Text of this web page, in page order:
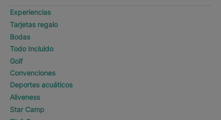
Experiencias
Tarjetas regalo
Bodas
Todo Incluido
Golf
Convenciones
Deportes acuáticos
Aliveness
Star Camp